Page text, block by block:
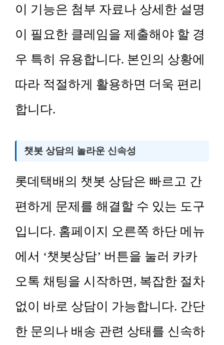
이 기능은 첨부 자료나 상세한 설명
이 필요한 클레임을 제출해야 할 경
우 특히 유용합니다. 본인의 상황에
따라 적절하게 활용하면 더욱 편리
합니다.
챗봇 상담의 놀라운 신속성
롯데택배의 챗봇 상담은 빠르고 간
편하게 문제를 해결할 수 있는 도구
입니다. 홈페이지 오른쪽 하단 메뉴
에서 ‘챗봇상담’ 버튼을 눌러 카카
오톡 채팅을 시작하면, 복잡한 절차
없이 바로 상담이 가능합니다. 간단
한 문의나 배송 관련 상태를 신속하